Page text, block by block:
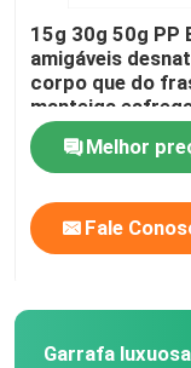
15g 30g 50g PP
amigáveis
corpo que do
manteiga
frascos
dos frascos
Melhor
Fale
Garrafa